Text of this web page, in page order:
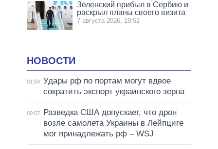
Зеленский прибыл в Сербию и
раскрыл планы своего визита
7 августа 2026, 19:52
НОВОСТИ
01:59 Удары рф по портам могут вдвое
сократить экспорт украинского зерна
00:57
Разведка США допускает, что дрон
возле самолета Украины в Лейпциге
мог принадлежать рф – WSJ